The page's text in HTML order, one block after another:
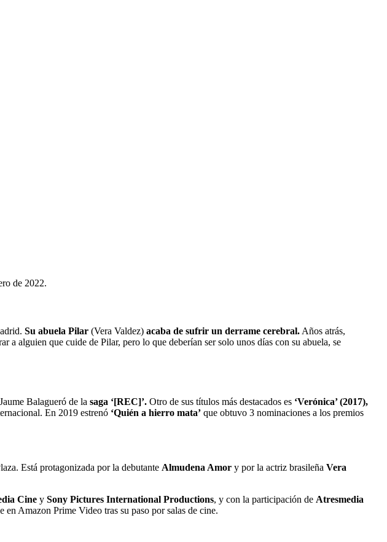
de 2022.
Su abuela Pilar (Vera Valdez) acaba de sufrir un derrame cerebral. Años atrás,
a alguien que cuide de Pilar, pero lo que deberían ser solo unos días con su abuela, se
Balagueró de la saga ‘[REC]’. Otro de sus títulos más destacados es ‘Verónica’ (2017),
En 2019 estrenó ‘Quién a hierro mata’ que obtuvo 3 nominaciones a los premios
Está protagonizada por la debutante Almudena Amor y por la actriz brasileña Vera
Cine y Sony Pictures International Productions, y con la participación de Atresmedia
en Amazon Prime Video tras su paso por salas de cine.